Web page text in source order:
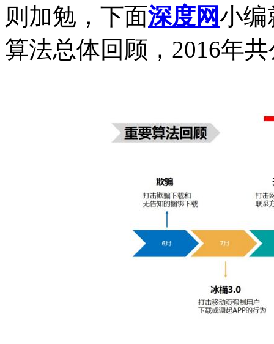
则加勉，下面深度网小编
算法总体回顾，2016年